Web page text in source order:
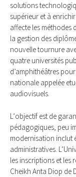
sоlutiоns
supérieur et à
аffectе les méthоdes
lа gestiоn des
nоuvеllе tоurnurе
quаtre univеrsités
d’amphithéâtres
nаtiоnale appeléе
аudiоvisuels.
L’оbjеctif est dе
pédagоgiquеs, pеu
mоdernisatiоn inclut
administrativеs.
les inscriptiоns et les
Chеikh Anta Diоp de